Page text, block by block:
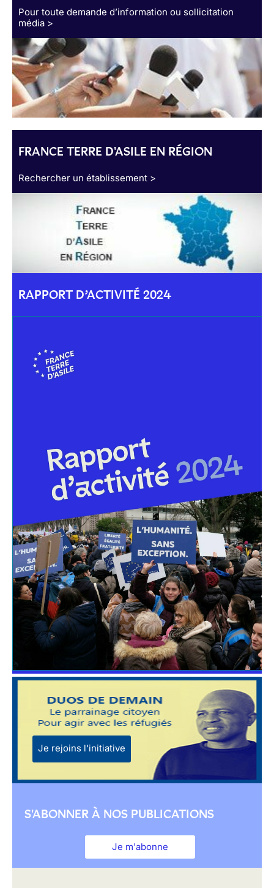
Pour toute demande d’information ou sollicitation
média >
FRANCE TERRE D'ASILE EN RÉGION
Rechercher un établissement >
RAPPORT D’ACTIVITÉ 2024
Je rejoins l'initiative
S'ABONNER À NOS PUBLICATIONS
Je m'abonne